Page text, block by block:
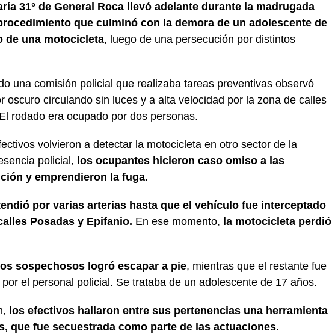
31° de General Roca llevó adelante durante la madrugada
que culminó con la demora de un adolescente de
de una motocicleta, luego de una persecución por distintos
una comisión policial que realizaba tareas preventivas observó
oscuro circulando sin luces y a alta velocidad por la zona de calles
rodado era ocupado por dos personas.
volvieron a detectar la motocicleta en otro sector de la
policial, los ocupantes hicieron caso omiso a las
y emprendieron la fuga.
por varias arterias hasta que el vehículo fue interceptado
Posadas y Epifanio. En ese momento, la motocicleta perdió
sospechosos logró escapar a pie, mientras que el restante fue
el personal policial. Se trataba de un adolescente de 17 años.
los efectivos hallaron entre sus pertenencias una herramienta
que fue secuestrada como parte de las actuaciones.